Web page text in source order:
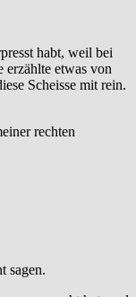
habt, weil bei
etwas von
Scheisse mit rein.
rechten
sagen.